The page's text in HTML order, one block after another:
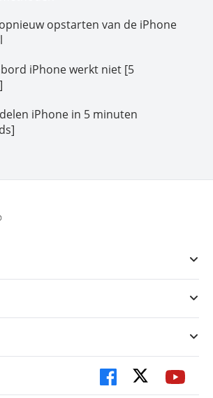
opstarten van de iPhone
iPhone werkt niet [5
iPhone in 5 minuten